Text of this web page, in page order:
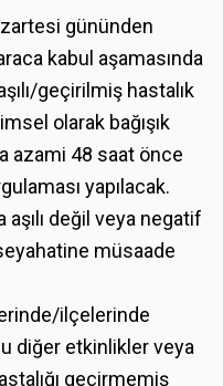
gününden
kabul aşamasında
geçirilmiş hastalık
olarak bağışık
azami 48 saat önce
yapılacak.
değil veya negatif
müsaade
ilçelerinde
diğer etkinlikler veya
geçirmemiş